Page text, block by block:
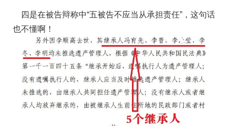
四是在被告辩称中“五被告不应当从承担责任”，这句话
也不懂啊！